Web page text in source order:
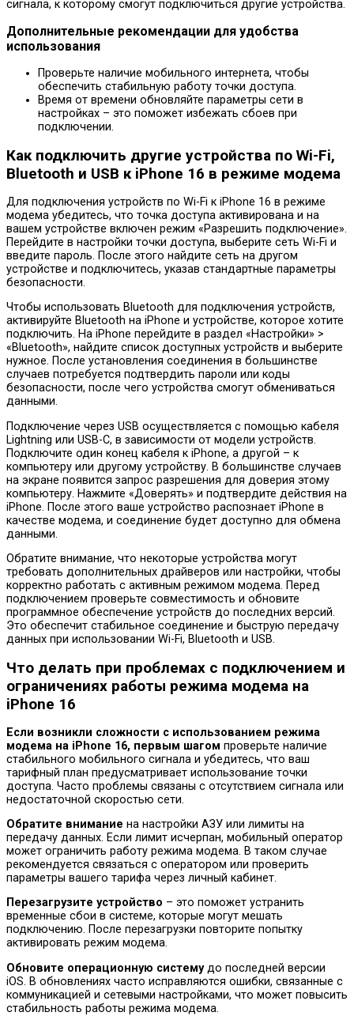
сигнала, к которому смогут подключиться другие устройства.
Дополнительные рекомендации для удобства
использования
Проверьте наличие мобильного интернета, чтобы
обеспечить стабильную работу точки доступа.
Время от времени обновляйте параметры сети в
настройках – это поможет избежать сбоев при
подключении.
Как подключить другие устройства по Wi-Fi,
Bluetooth и USB к iPhone 16 в режиме модема
Для подключения устройств по Wi-Fi к iPhone 16 в режиме
модема убедитесь, что точка доступа активирована и на
вашем устройстве включен режим «Разрешить подключение».
Перейдите в настройки точки доступа, выберите сеть Wi-Fi и
введите пароль. После этого найдите сеть на другом
устройстве и подключитесь, указав стандартные параметры
безопасности.
Чтобы использовать Bluetooth для подключения устройств,
активируйте Bluetooth на iPhone и устройстве, которое хотите
подключить. На iPhone перейдите в раздел «Настройки» >
«Bluetooth», найдите список доступных устройств и выберите
нужное. После установления соединения в большинстве
случаев потребуется подтвердить пароли или коды
безопасности, после чего устройства смогут обмениваться
данными.
Подключение через USB осуществляется с помощью кабеля
Lightning или USB-C, в зависимости от модели устройств.
Подключите один конец кабеля к iPhone, а другой – к
компьютеру или другому устройству. В большинстве случаев
на экране появится запрос разрешения для доверия этому
компьютеру. Нажмите «Доверять» и подтвердите действия на
iPhone. После этого ваше устройство распознает iPhone в
качестве модема, и соединение будет доступно для обмена
данными.
Обратите внимание, что некоторые устройства могут
требовать дополнительных драйверов или настройки, чтобы
корректно работать с активным режимом модема. Перед
подключением проверьте совместимость и обновите
программное обеспечение устройств до последних версий.
Это обеспечит стабильное соединение и быструю передачу
данных при использовании Wi-Fi, Bluetooth и USB.
Что делать при проблемах с подключением и
ограничениях работы режима модема на
iPhone 16
Если возникли сложности с использованием режима
модема на iPhone 16, первым шагом проверьте наличие
стабильного мобильного сигнала и убедитесь, что ваш
тарифный план предусматривает использование точки
доступа. Часто проблемы связаны с отсутствием сигнала или
недостаточной скоростью сети.
Обратите внимание на настройки АЗУ или лимиты на
передачу данных. Если лимит исчерпан, мобильный оператор
может ограничить работу режима модема. В таком случае
рекомендуется связаться с оператором или проверить
параметры вашего тарифа через личный кабинет.
Перезагрузите устройство – это поможет устранить
временные сбои в системе, которые могут мешать
подключению. После перезагрузки повторите попытку
активировать режим модема.
Обновите операционную системудо последней версии
iOS. В обновлениях часто исправляются ошибки, связанные с
коммуникацией и сетевыми настройками, что может повысить
стабильность работы режима модема.